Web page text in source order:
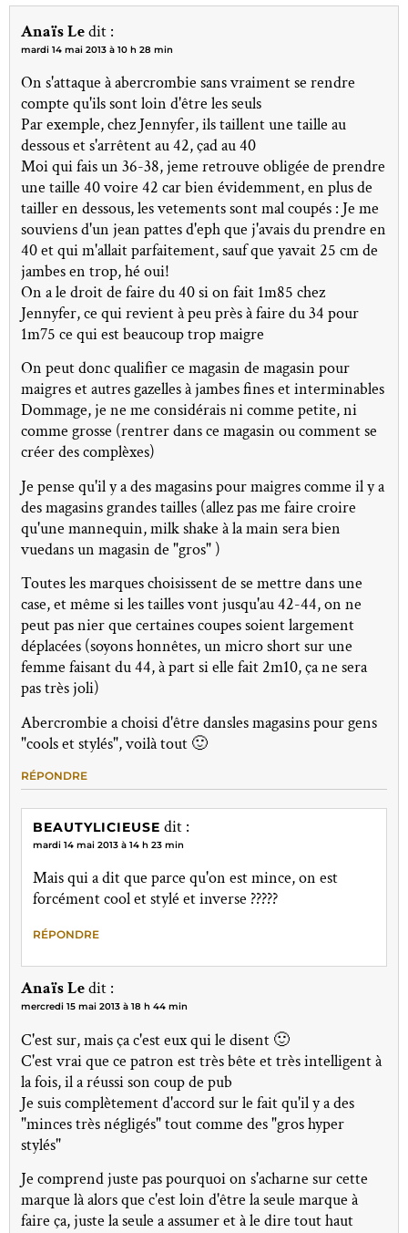
Anaïs Ledit :
mardi 14 mai 2013 à 10 h 28 min
On s'attaque à abercrombie sans vraiment se rendre
compte qu'ils sont loin d'être les seuls
Par exemple, chez Jennyfer, ils taillent une taille au
dessous et s'arrêtent au 42, çad au 40
Moi qui fais un 36-38, jeme retrouve obligée de prendre
une taille 40 voire 42 car bien évidemment, en plus de
tailler en dessous, les vetements sont mal coupés : Je me
souviens d'un jean pattes d'eph que j'avais du prendre en
40 et qui m'allait parfaitement, sauf que yavait 25 cm de
jambes en trop, hé oui!
On a le droit de faire du 40 si on fait 1m85 chez
Jennyfer, ce qui revient à peu près à faire du 34 pour
1m75 ce qui est beaucoup trop maigre
On peut donc qualifier ce magasin de magasin pour
maigres et autres gazelles à jambes fines et interminables
Dommage, je ne me considérais ni comme petite, ni
comme grosse (rentrer dans ce magasin ou comment se
créer des complèxes)
Je pense qu'il y a des magasins pour maigres comme il y a
des magasins grandes tailles (allez pas me faire croire
qu'une mannequin, milk shake à la main sera bien
vuedans un magasin de "gros" )
Toutes les marques choisissent de se mettre dans une
case, et même si les tailles vont jusqu'au 42-44, on ne
peut pas nier que certaines coupes soient largement
déplacées (soyons honnêtes, un micro short sur une
femme faisant du 44, à part si elle fait 2m10, ça ne sera
pas très joli)
Abercrombie a choisi d'être dansles magasins pour gens
"cools et stylés", voilà tout 🙂
RÉPONDRE
BEAUTYLICIEUSE dit :
mardi 14 mai 2013 à 14 h 23 min
Mais qui a dit que parce qu'on est mince, on est
forcément cool et stylé et inverse ?????
RÉPONDRE
Anaïs Ledit :
mercredi 15 mai 2013 à 18 h 44 min
C'est sur, mais ça c'est eux qui le disent 🙂
C'est vrai que ce patron est très bête et très intelligent à
la fois, il a réussi son coup de pub
Je suis complètement d'accord sur le fait qu'il y a des
"minces très négligés" tout comme des "gros hyper
stylés"
Je comprend juste pas pourquoi on s'acharne sur cette
marque là alors que c'est loin d'être la seule marque à
faire ça, juste la seule a assumer et à le dire tout haut